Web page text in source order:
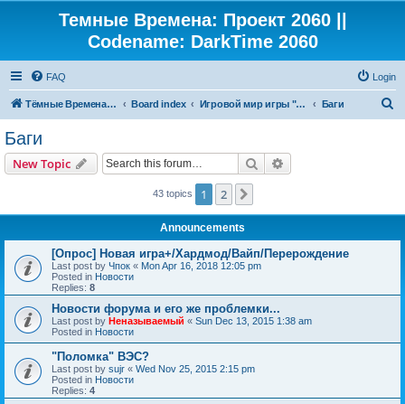
Темные Времена: Проект 2060 ||
Codename: DarkTime 2060
FAQ Login
Тёмные Времена: Проект 2060 Board index Игровой мир игры "Темные Времена" Баги
Баги
New Topic Search
43 topics 1 2
Announcements
[Опрос] Новая игра+/Хардмод/Вайп/Перерождение
Last post by Чпок « Mon Apr 16, 2018 12:05 pm
Posted in Новости
Replies: 8
Новости форума и его же проблемки...
Last post by Неназываемый « Sun Dec 13, 2015 1:38 am
Posted in Новости
"Поломка" ВЭС?
Last post by sujr « Wed Nov 25, 2015 2:15 pm
Posted in Новости
Replies: 4